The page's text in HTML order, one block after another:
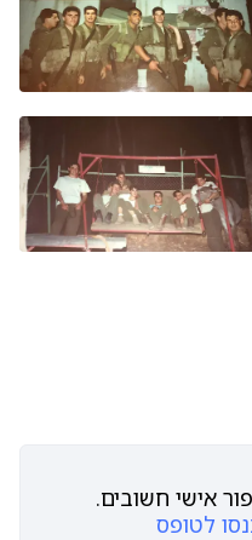
אישי חשובים.
לטופס